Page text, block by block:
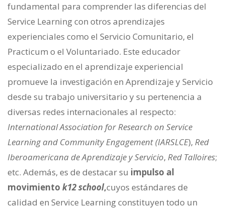
fundamental para comprender las diferencias del
Service Learning con otros aprendizajes
experienciales como el Servicio Comunitario, el
Practicum o el Voluntariado. Este educador
especializado en el aprendizaje experiencial
promueve la investigación en Aprendizaje y Servicio
desde su trabajo universitario y su pertenencia a
diversas redes internacionales al respecto:
International Association for Research on Service
Learning and Community Engagement (IARSLCE), Red
Iberoamericana de Aprendizaje y Servicio, Red Talloires;
etc. Además, es de destacar su impulso al
movimiento k12 school,cuyos estándares de
calidad en Service Learning constituyen todo un